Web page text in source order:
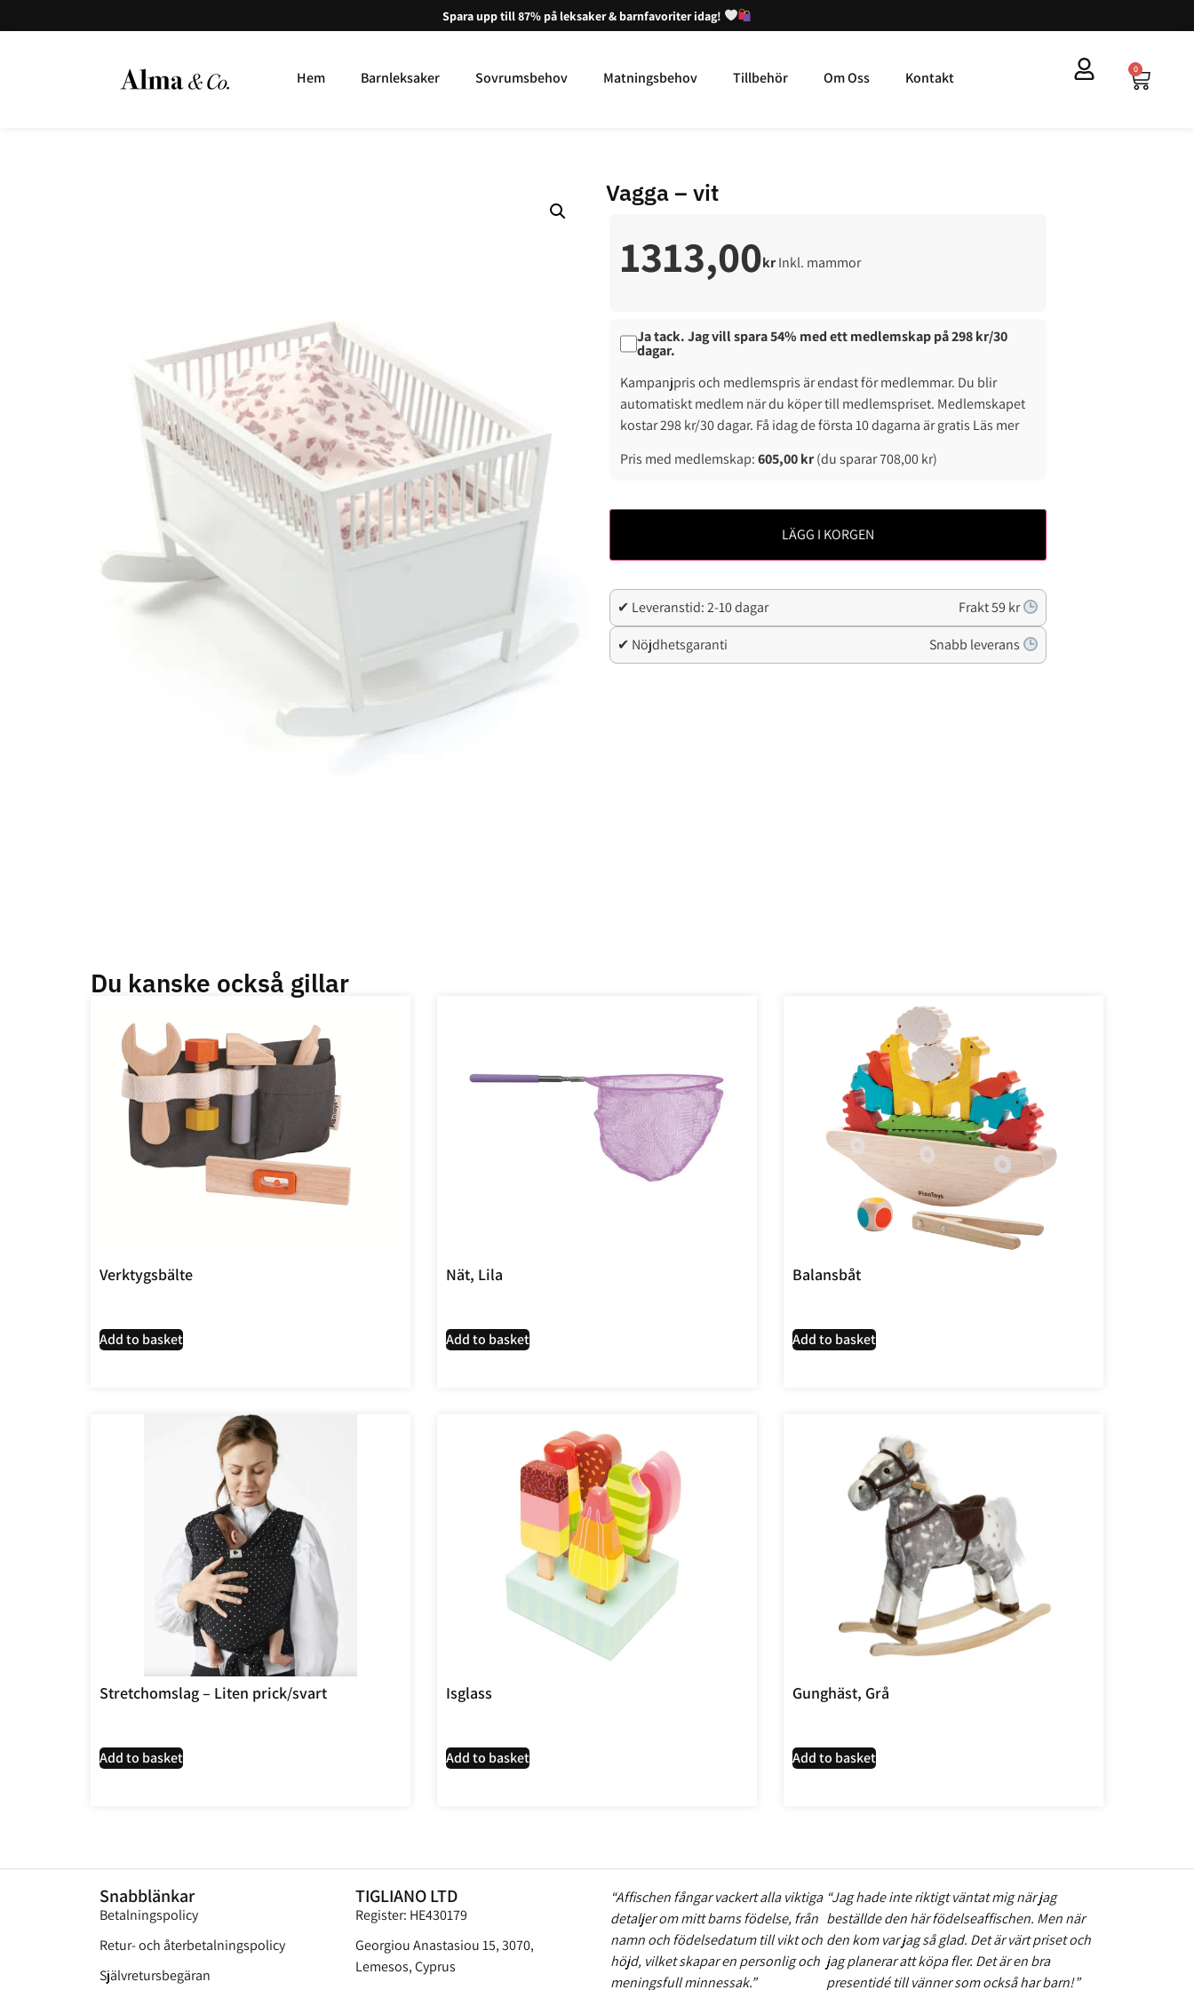
Spara upp till 87% på leksaker & barnfavoriter idag!
Hem Barnleksaker Sovrumsbehov Matningsbehov Tillbehör Om Oss Kontakt 0
Vagga – vit
1313,00krInkl. mammor
Ja tack. Jag vill spara 54% med ett medlemskap på 298 kr/30
dagar.
Kampanjpris och medlemspris är endast för medlemmar. Du blir
automatiskt medlem när du köper till medlemspriset. Medlemskapet
kostar 298 kr/30 dagar. Få idag de första 10 dagarna är gratis Läs mer
Pris med medlemskap:605,00kr(du sparar708,00kr)
LÄGG I KORGEN
✔ Leveranstid: 2-10 dagar
Frakt 59 kr
✔ Nöjdhetsgaranti
Snabb leverans
Du kanske också gillar
Verktygsbälte
Add to basket
Nät, Lila
Add to basket
Balansbåt
Add to basket
Stretchomslag – Liten prick/svart
Add to basket
Isglass
Add to basket
Gunghäst, Grå
Add to basket
Snabblänkar
Betalningspolicy
Retur- och återbetalningspolicy
Självretursbegäran
TIGLIANO LTD
Register: HE430179
Georgiou Anastasiou 15, 3070,
Lemesos, Cyprus
“Affischen fångar vackert alla viktiga
detaljer om mitt barns födelse, från
namn och födelsedatum till vikt och
höjd, vilket skapar en personlig och
meningsfull minnessak.”
“Jag hade inte riktigt väntat mig när jag
beställde den här födelseaffischen. Men när
den kom var jag så glad. Det är värt priset och
jag planerar att köpa fler. Det är en bra
presentidé till vänner som också har barn!”